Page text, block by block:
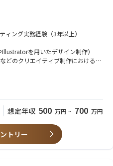
ーム、マーケティングチームのメン
ンタビュー、ユーザーフィードバッ
。
ィング戦略」の立案・推進と、
イレクトマーケティング」の両輪を
括・牽引していただきます。
の策定・管理
チーム等の選定・折衝・ディレクシ
ィング実務経験（3年以上）
を用いたデザイン制作）
どのクリエイティブ制作におけるデ
実務経験
ジェクトを推進できるコミュニケ
グ経験。
はインナーブランディングの企画・
想定年収 500 万円 ~ 700 万円
トリー